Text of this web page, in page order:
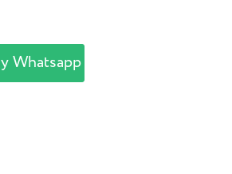
Whatsapp